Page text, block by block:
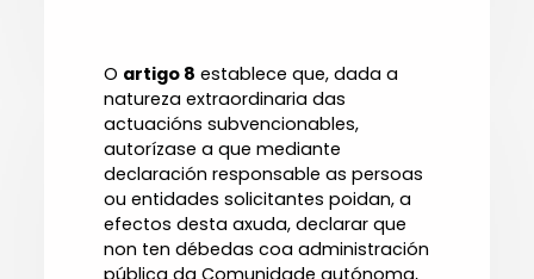
O artigo 8 establece que, dada a
natureza extraordinaria das
actuacións subvencionables,
autorízase a que mediante
declaración responsable as persoas
ou entidades solicitantes poidan, a
efectos desta axuda, declarar que
non ten débedas coa administración